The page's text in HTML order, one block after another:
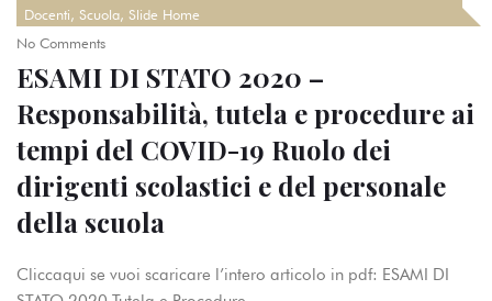
Docenti, Scuola, Slide Home
No Comments
ESAMI DI STATO 2020 –
Responsabilità, tutela e procedure ai
tempi del COVID-19 Ruolo dei
dirigenti scolastici e del personale
della scuola
Cliccaqui se vuoi scaricare l’intero articolo in pdf: ESAMI DI